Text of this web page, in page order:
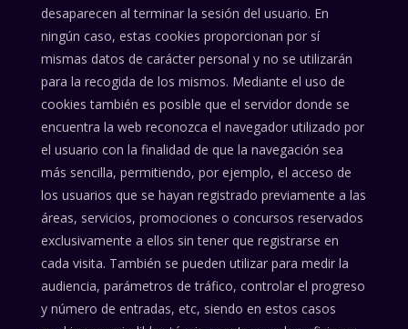
desaparecen al terminar la sesión del usuario. En
ningún caso, estas cookies proporcionan por sí
mismas datos de carácter personal y no se utilizarán
para la recogida de los mismos. Mediante el uso de
cookies también es posible que el servidor donde se
encuentra la web reconozca el navegador utilizado por
el usuario con la finalidad de que la navegación sea
más sencilla, permitiendo, por ejemplo, el acceso de
los usuarios que se hayan registrado previamente a las
áreas, servicios, promociones o concursos reservados
exclusivamente a ellos sin tener que registrarse en
cada visita. También se pueden utilizar para medir la
audiencia, parámetros de tráfico, controlar el progreso
y número de entradas, etc, siendo en estos casos